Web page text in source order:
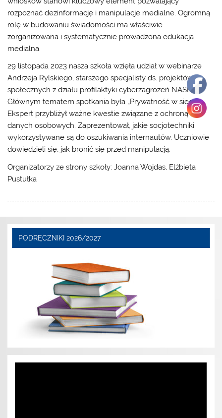
rozpoznać dezinformację i manipulacje medialne.Ogromną
rolę w budowaniu świadomości ma właściwie
zorganizowana i systematycznie prowadzona edukacja
medialna.
29 listopada 2023 nasza szkoła wzięła udział w webinarze
Andrzeja Rylskiego, starszego specjalisty ds. projektów
społecznych z działu profilaktyki cyberzagrożeń NASK.
Głównym tematem spotkania była „Prywatność w sieci”.
Ekspert przybliżył ważne kwestie związane z ochroną
danych osobowych. Zaprezentował, jakie socjotechniki
wykorzystywane są do oszukiwania internautów. Uczniowie
dowiedzieli się, jak bronić się przed manipulacją.
Organizatorzy ze strony szkoły: Joanna Wojdas, Elżbieta
Pustułka
PODRĘCZNIKI 2026/2027